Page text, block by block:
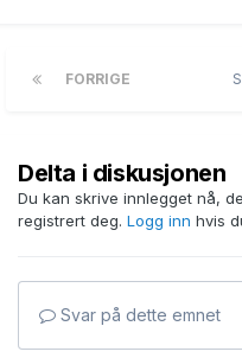
FORRIGE
Delta i diskusjonen
Du kan skrive innlegget nå,
registrert deg. Logg inn hvis
Svar på dette emnet